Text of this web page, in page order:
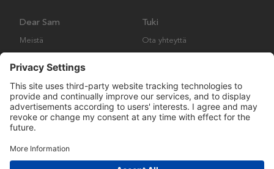
Dear Sam
Meistä
Tuki
Ota yhteyttä
Palautukset ja vaatimukset